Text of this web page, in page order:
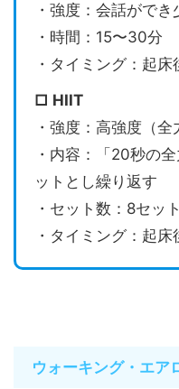
・強度：会話がで
・時間：15〜30分
・タイミング：起
□ HIIT
・強度：高強度（全
・内容：「20秒の
ットとし繰り返す
・セット数：8セット
・タイミング：起
ウォーキング・エア